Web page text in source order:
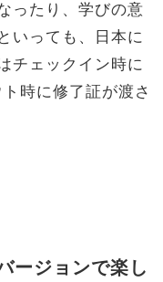
ったり、学びの意
いっても、日本に
チェックイン時に
時に修了証が渡さ
ージョンで楽し